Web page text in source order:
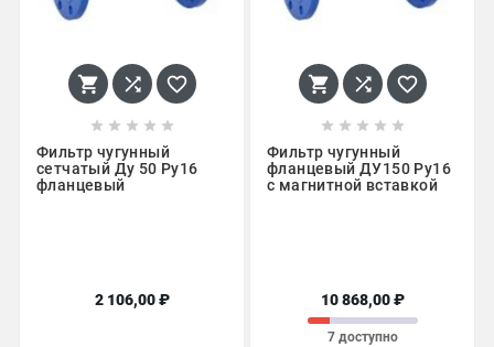
  
    
Фильтр чугунный
сетчатый Ду 50 Ру16
фланцевый
2 106,00 ₽
  
    
Фильтр чугунный
фланцевый ДУ150 Ру16
с магнитной вставкой
10 868,00 ₽
7 доступно